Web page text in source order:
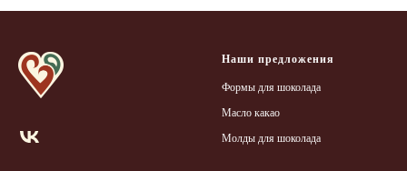
Наши предложения
Формы для шоколада
Масло какао
Молды для шоколада